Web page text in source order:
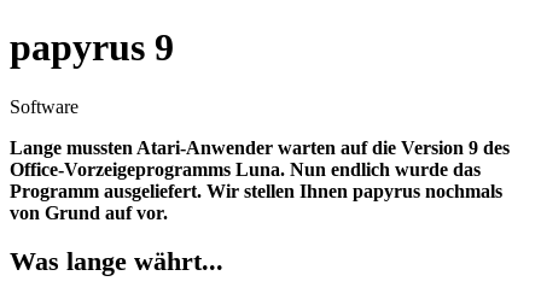
papyrus 9
Software
Lange mussten Atari-Anwender warten auf die Version 9 des
Office-Vorzeigeprogramms Luna. Nun endlich wurde das
Programm ausgeliefert. Wir stellen Ihnen papyrus nochmals
von Grund auf vor.
Was lange währt...